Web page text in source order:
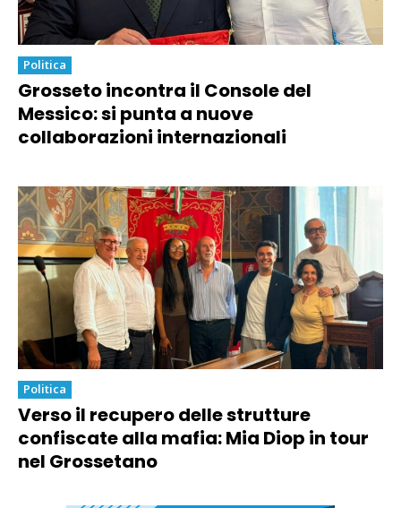
Politica
Grosseto incontra il Console del
Messico: si punta a nuove
collaborazioni internazionali
Politica
Verso il recupero delle strutture
confiscate alla mafia: Mia Diop in tour
nel Grossetano